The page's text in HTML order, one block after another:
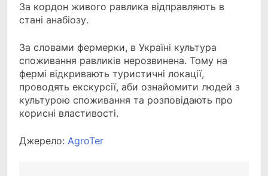
За кордон живого равлика відправляють в
стані анабіозу.
За словами фермерки, в Україні культура
споживання равликів нерозвинена. Тому на
фермі відкривають туристичні локації,
проводять екскурсії, аби ознайомити людей з
культурою споживання та розповідають про
корисні властивості.
Джерело: АgroTer